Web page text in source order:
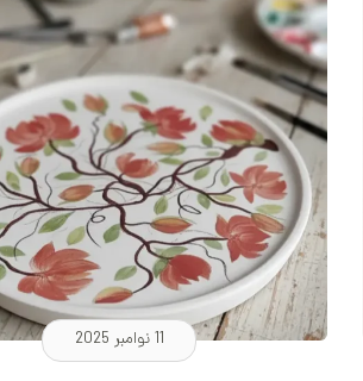
11 نوامبر 2025